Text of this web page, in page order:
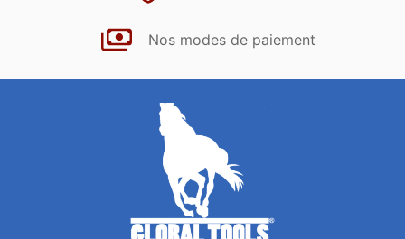
Nos modes de paiement